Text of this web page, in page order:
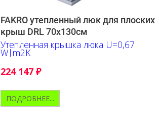
FAKRO утепленный люк для плоских
крыш DRL 70х130см
Утепленная крышка люка U=0,67
W|m2K
224 147₽
ПОДРОБНЕЕ...